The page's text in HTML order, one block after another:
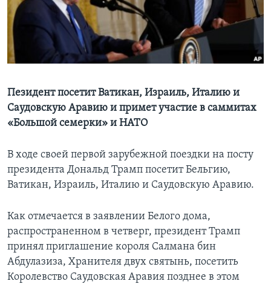
Learning English
СОЦИАЛЬНЫЕ СЕТИ
Языки
Пезидент посетит Ватикан, Израиль, Италию и
Саудовскую Аравию и примет участие в саммитах
«Большой семерки» и НАТО
В ходе своей первой зарубежной поездки на посту
президента Дональд Трамп посетит Бельгию,
Ватикан, Израиль, Италию и Саудовскую Аравию.
Как отмечается в заявлении Белого дома,
распространенном в четверг, президент Трамп
принял приглашение короля Салмана бин
Абдулазиза, Хранителя двух святынь, посетить
Королевство Саудовская Аравия позднее в этом